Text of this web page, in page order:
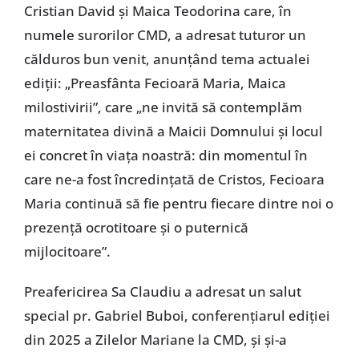
Cristian David și Maica Teodorina care, în
numele surorilor CMD, a adresat tuturor un
călduros bun venit, anunțând tema actualei
ediții: „Preasfânta Fecioară Maria, Maica
milostivirii”, care „ne invită să contemplăm
maternitatea divină a Maicii Domnului și locul
ei concret în viața noastră: din momentul în
care ne-a fost încredințată de Cristos, Fecioara
Maria continuă să fie pentru fiecare dintre noi o
prezență ocrotitoare și o puternică
mijlocitoare”.
Preafericirea Sa Claudiu a adresat un salut
special pr. Gabriel Buboi, conferențiarul ediției
din 2025 a Zilelor Mariane la CMD, și și-a